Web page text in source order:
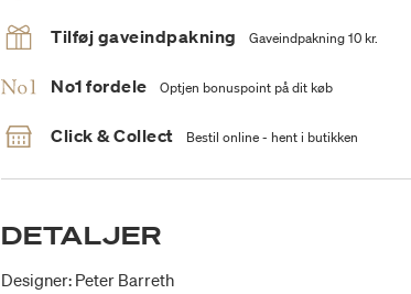
Tilføj gaveindpakning Gaveindpakning 10 kr.
No1 fordele Optjen bonuspoint på dit køb
Click & Collect Bestil online - hent i butikken
DETALJER
Designer: Peter Barreth